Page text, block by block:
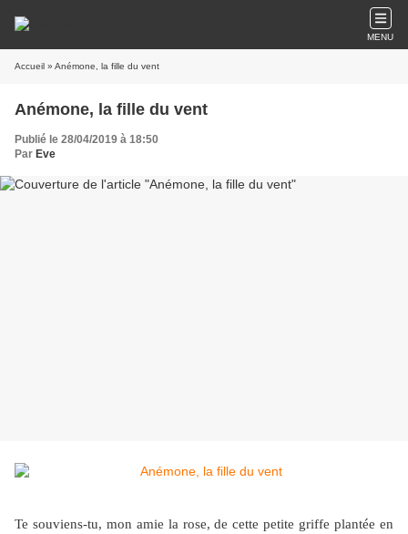
MENU
Accueil » Anémone, la fille du vent
Anémone, la fille du vent
Publié le 28/04/2019 à 18:50
Par Eve
Te souviens-tu, mon amie la rose, de cette petite griffe plantée en